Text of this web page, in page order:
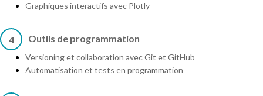
Graphiques interactifs avec Plotly
4 Outils de programmation
Versioning et collaboration avec Git et GitHub
Automatisation et tests en programmation